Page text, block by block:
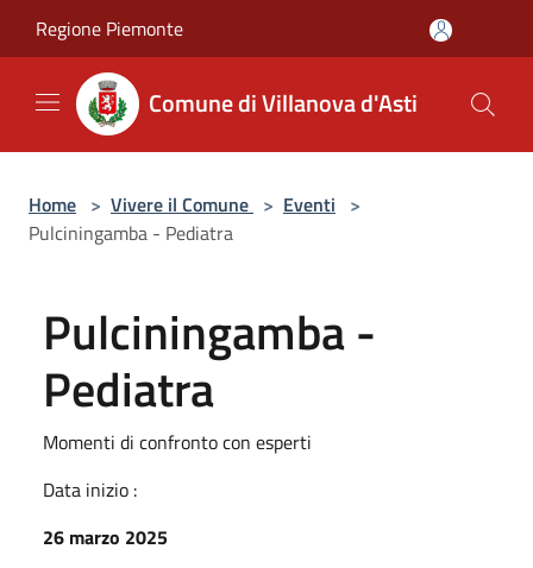
Regione Piemonte
Comune di Villanova d'Asti
Home > Vivere il Comune > Eventi >
Pulciningamba - Pediatra
Pulciningamba -
Pediatra
Momenti di confronto con esperti
Data inizio :
26 marzo 2025